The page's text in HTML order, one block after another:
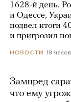
1628-й день.
и Одессе,
подвел итоги
и пригрозил
НОВОСТИ 18
Зампред
что ему